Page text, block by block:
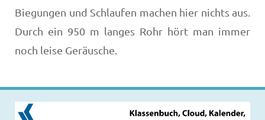
Biegungen und Schlaufen machen hier nichts aus.
Durch ein 950 m langes Rohr hört man immer
noch leise Geräusche.